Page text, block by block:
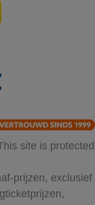
site is protected
prijzen, exclusief